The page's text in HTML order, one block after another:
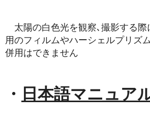
太陽の白色光を観察､撮影する際
用のフィルムやハーシェルプリズ
併用はできません
・ 日本語マニュア